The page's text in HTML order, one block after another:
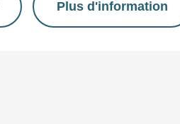
Plus d'information